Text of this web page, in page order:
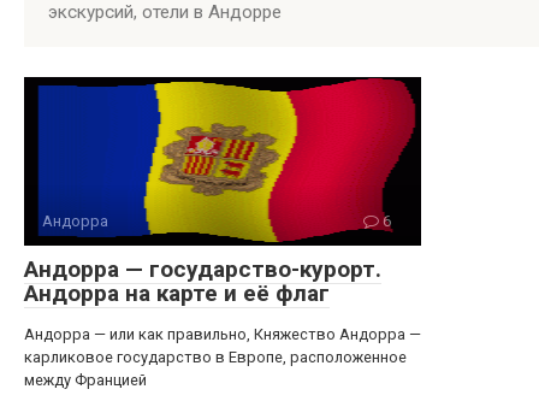
экскурсий, отели в Андорре
Андорра 6
Андорра — государство-курорт.
Андорра на карте и её флаг
Андорра — или как правильно, Княжество Андорра —
карликовое государство в Европе, расположенное
между Францией